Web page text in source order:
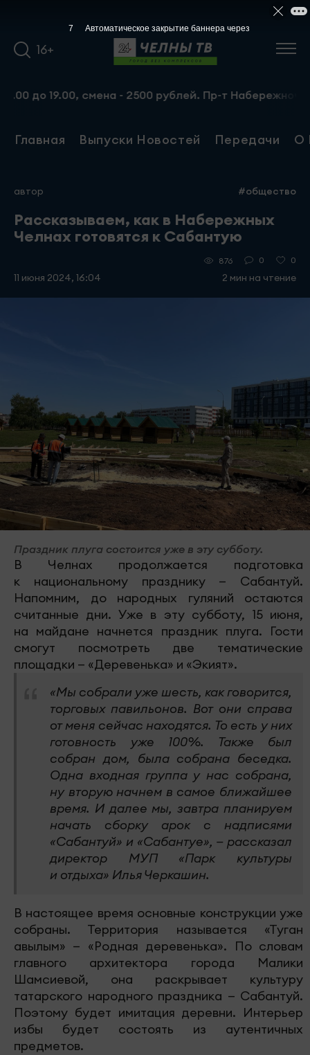
16+
смена - 2500 рублей. Пр-т
Главная Выпуски Новостей Передачи О
автор #общество
Рассказываем, как в Набережных
Челнах готовятся к Сабантую
11 июня 2024, 16:04
876 0 0
2 мин на чтение
Праздник плуга состоится уже в эту субботу.
В Челнах продолжается подготовка
к национальному празднику — Сабантуй.
Напомним, до народных гуляний остаются
считанные дни. Уже в эту субботу, 15 июня,
на майдане начнется праздник плуга. Гости
смогут посмотреть две тематические
площадки — «Деревенька» и «Экият».
«Мы собрали уже шесть, как говорится,
торговых павильонов. Вот они справа
от меня сейчас находятся. То есть у них
готовность уже 100%. Также был
собран дом, была собрана беседка.
Одна входная группа у нас собрана,
ну вторую начнем в самое ближайшее
время. И далее мы, завтра планируем
начать сборку арок с надписями
«Сабантуй» и «Сабантуе», — рассказал
директор МУП «Парк культуры
и отдыха» Илья Черкашин.
В настоящее время основные конструкции уже
собраны. Территория называется «Туган
авылым» — «Родная деревенька». По словам
главного архитектора города Малики
Шамсиевой, она раскрывает культуру
татарского народного праздника — Сабантуй.
Поэтому будет имитация деревни. Интерьер
избы будет состоять из аутентичных
предметов.
6 Автоматическое закрытие баннера через